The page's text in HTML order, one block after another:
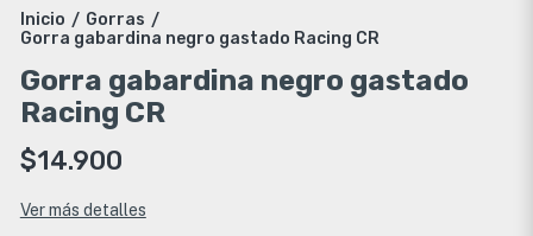
Inicio / Gorras /
Gorra gabardina negro gastado Racing CR
Gorra gabardina negro gastado
Racing CR
$14.900
Ver más detalles